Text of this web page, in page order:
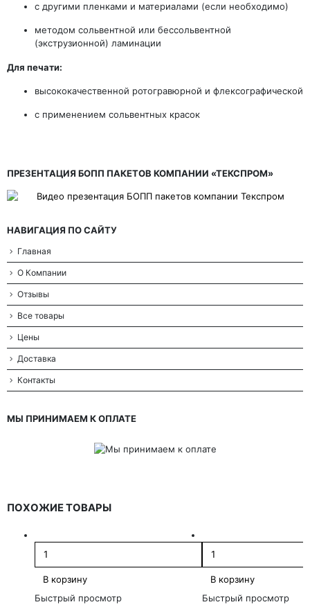
с другими пленками и материалами (если необходимо)
методом сольвентной или бессольвентной
(экструзионной) ламинации
Для печати:
высококачественной ротогравюрной и флексографической
с применением сольвентных красок
ПРЕЗЕНТАЦИЯ БОПП ПАКЕТОВ КОМПАНИИ «ТЕКСПРОМ»
НАВИГАЦИЯ ПО САЙТУ
Главная
О Компании
Отзывы
Все товары
Цены
Доставка
Контакты
МЫ ПРИНИМАЕМ К ОПЛАТЕ
ПОХОЖИЕ ТОВАРЫ
В корзину
Быстрый просмотр
В корзину
Быстрый просмотр